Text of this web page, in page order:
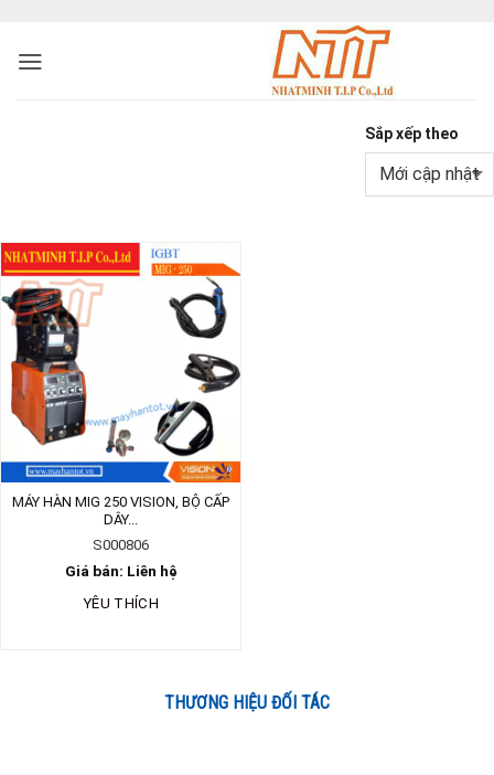
Sắp xếp theo
MÁY HÀN MIG 250 VISION, BỘ CẤP
DÂY...
S000806
Giá bán: Liên hệ
YÊU THÍCH
THƯƠNG HIỆU ĐỐI TÁC